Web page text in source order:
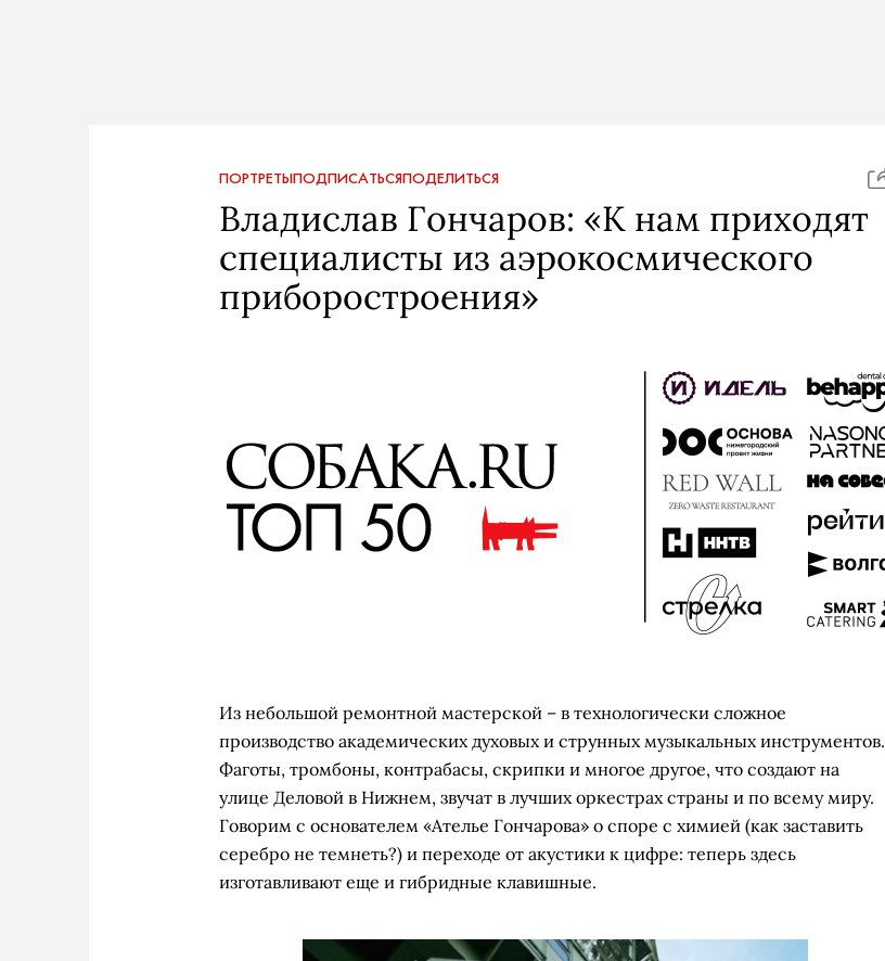
ПОРТРЕТЫПОДПИСАТЬСЯПОДЕЛИТЬСЯ
Владислав Гончаров: «К нам приходят
специалисты из аэрокосмического
приборостроения»
Из небольшой ремонтной мастерской – в технологически сложное
производство академических духовых и струнных музыкальных инструментов.
Фаготы, тромбоны, контрабасы, скрипки и многое другое, что создают на
улице Деловой в Нижнем, звучат в лучших оркестрах страны и по всему миру.
Говорим с основателем «Ателье Гончарова» о споре с химией (как заставить
серебро не темнеть?) и переходе от акустики к цифре: теперь здесь
изготавливают еще и гибридные клавишные.